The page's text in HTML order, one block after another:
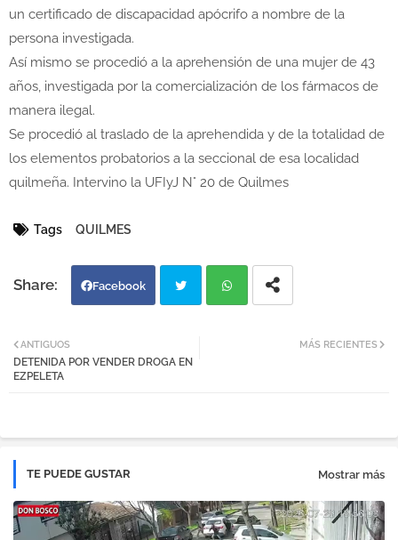
un certificado de discapacidad apócrifo a nombre de la
persona investigada.
Así mismo se procedió a la aprehensión de una mujer de 43
años, investigada por la comercialización de los fármacos de
manera ilegal.
Se procedió al traslado de la aprehendida y de la totalidad de
los elementos probatorios a la seccional de esa localidad
quilmeña. Intervino la UFIyJ N° 20 de Quilmes
Tags QUILMES
Facebook
tter
MÁS RECIENTES
ANTIGUOS
DETENIDA POR VENDER DROGA EN
EZPELETA
TE PUEDE GUSTAR Mostrar más